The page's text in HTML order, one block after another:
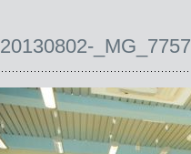
20130802-_MG_7757